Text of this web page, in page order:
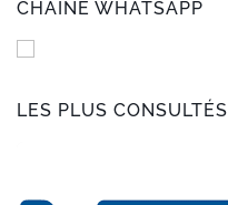
CHAÎNE WHATSAPP
LES PLUS CONSULTÉS